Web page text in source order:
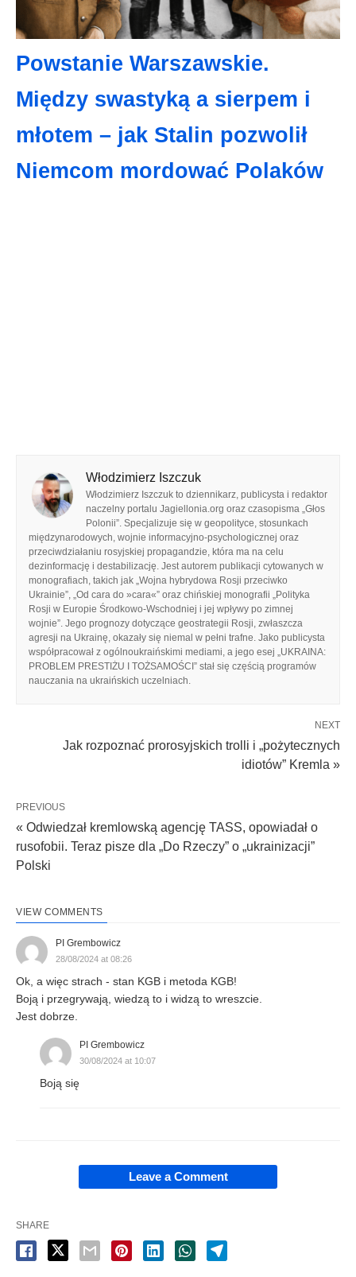
Powstanie Warszawskie.
Między swastyką a sierpem i
młotem – jak Stalin pozwolił
Niemcom mordować Polaków
Włodzimierz Iszczuk
Włodzimierz Iszczuk to dziennikarz, publicysta i redaktor
naczelny portalu Jagiellonia.org oraz czasopisma „Głos
Polonii”. Specjalizuje się w geopolityce, stosunkach
międzynarodowych, wojnie informacyjno-psychologicznej oraz
przeciwdziałaniu rosyjskiej propagandzie, która ma na celu
dezinformację i destabilizację. Jest autorem publikacji cytowanych w
monografiach, takich jak „Wojna hybrydowa Rosji przeciwko
Ukrainie”, „Od cara do »cara«” oraz chińskiej monografii „Polityka
Rosji w Europie Środkowo-Wschodniej i jej wpływy po zimnej
wojnie”. Jego prognozy dotyczące geostrategii Rosji, zwłaszcza
agresji na Ukrainę, okazały się niemal w pełni trafne. Jako publicysta
współpracował z ogólnoukraińskimi mediami, a jego esej „UKRAINA:
PROBLEM PRESTIŻU I TOŻSAMOŚCI” stał się częścią programów
nauczania na ukraińskich uczelniach.
NEXT
Jak rozpoznać prorosyjskich trolli i „pożytecznych
idiotów” Kremla »
PREVIOUS
« Odwiedzał kremlowską agencję TASS, opowiadał o
rusofobii. Teraz pisze dla „Do Rzeczy” o „ukrainizacji”
Polski
VIEW COMMENTS
PI Grembowicz
28/08/2024 at 08:26
Ok, a więc strach - stan KGB i metoda KGB!
Boją i przegrywają, wiedzą to i widzą to wreszcie.
Jest dobrze.
PI Grembowicz
30/08/2024 at 10:07
Boją się
Leave a Comment
SHARE